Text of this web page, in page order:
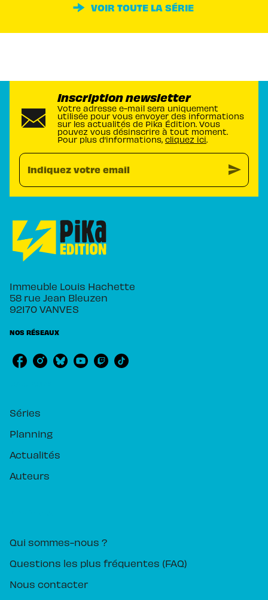
VOIR TOUTE LA SÉRIE
Inscription newsletter
Votre adresse e-mail sera uniquement
utilisée pour vous envoyer des informations
sur les actualités de Pika Édition. Vous
pouvez vous désinscrire à tout moment.
Pour plus d’informations, cliquez ici.
Indiquez votre email send
Immeuble Louis Hachette
58 rue Jean Bleuzen
92170 VANVES
NOS RÉSEAUX
Séries
Planning
Actualités
Auteurs
Qui sommes-nous ?
Questions les plus fréquentes (FAQ)
Nous contacter